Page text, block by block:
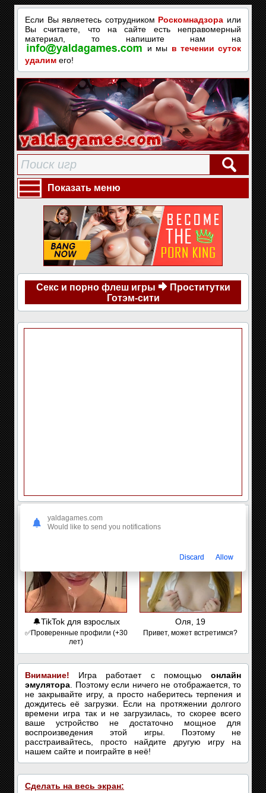
Если Вы являетесь сотрудником Роскомнадзора или
Вы считаете, что на сайте есть неправомерный
материал, то напишите нам на
и мы в течении суток
удалим его!
Показать меню
Секс и порно флеш игры
Проститутки
Готэм-сити
🔔TikTok для взрослых
✅Проверенные профили (+30
лет)
Оля, 19
Привет, может встретимся?
Внимание! Игра работает с помощью онлайн
эмулятора . Поэтому если ничего не отображается, то
не закрывайте игру, а просто наберитесь терпения и
дождитесь её загрузки. Если на протяжении долгого
времени игра так и не загрузилась, то скорее всего
ваше устройство не достаточно мощное для
воспроизведения этой игры. Поэтому не
расстраивайтесь, просто найдите другую игру на
нашем сайте и поиграйте в неё!
Сделать на весь экран:
yaldagames.com
Would like to send you notifications
Discard Allow